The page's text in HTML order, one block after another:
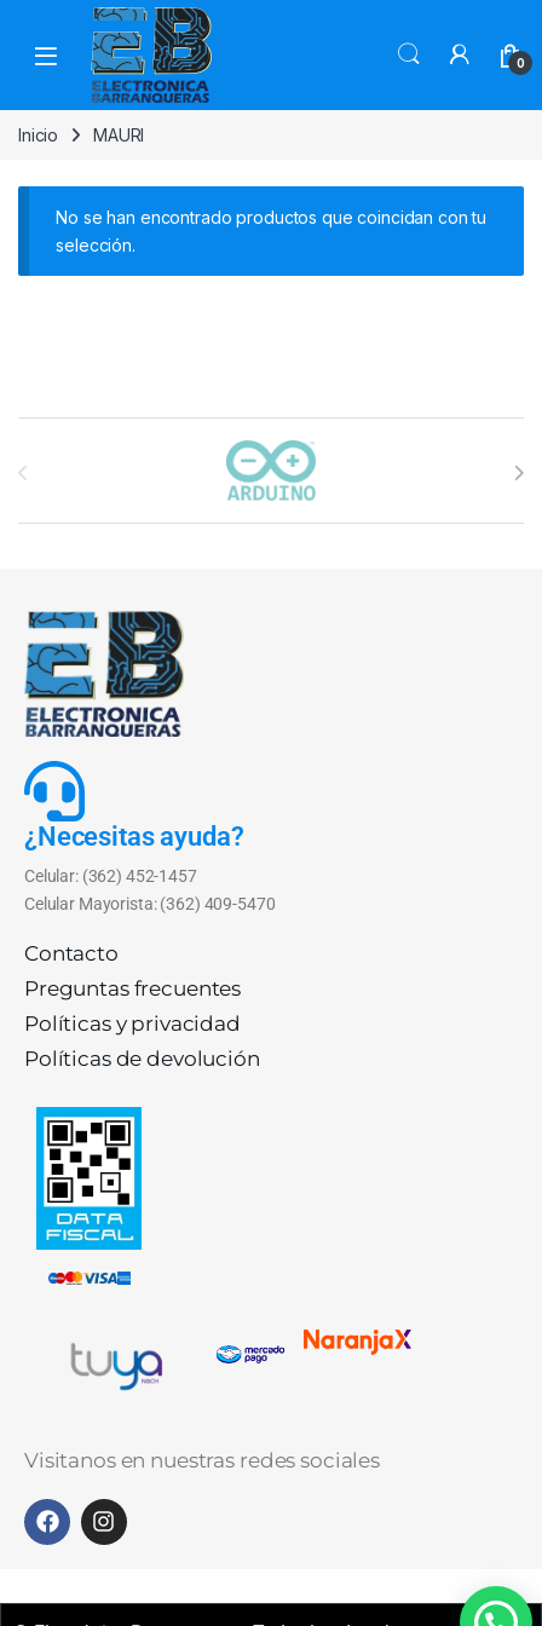
0
Inicio MAURI
No se han encontrado productos que coincidan con tu
selección.
Carrusel de marcas
¿Necesitas ayuda?
Celular: (362) 452-1457
Celular Mayorista: (362) 409-5470
Contacto
Preguntas frecuentes
Políticas y privacidad
Políticas de devolución
Visitanos en nuestras redes sociales